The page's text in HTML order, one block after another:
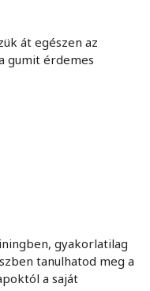
át egészen az
gumit érdemes
gyakorlatilag
tanulhatod meg a
a saját